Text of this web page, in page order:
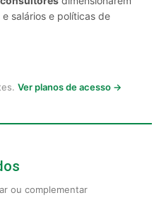
salários e políticas de
Ver planos de acesso →
ou complementar